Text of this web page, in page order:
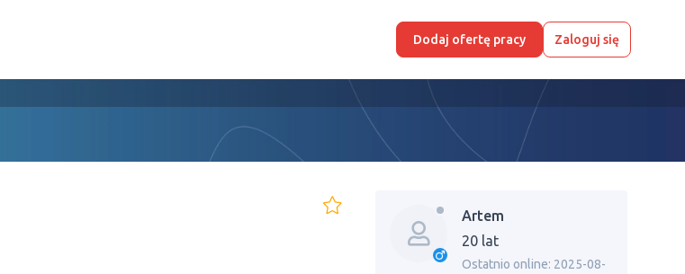
Dodaj ofertę pracy Zaloguj się
Artem
20 lat
Ostatnio online: 2025-08-